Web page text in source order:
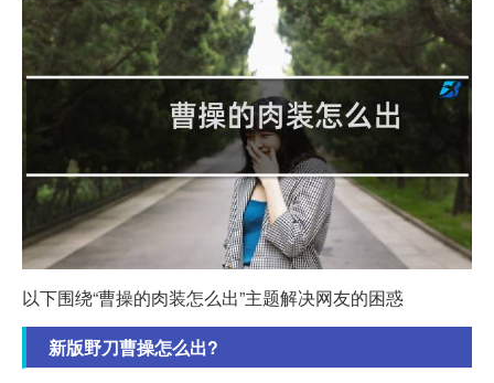
以下围绕“曹操的肉装怎么出”主题解决网友的困惑
新版野刀曹操怎么出?